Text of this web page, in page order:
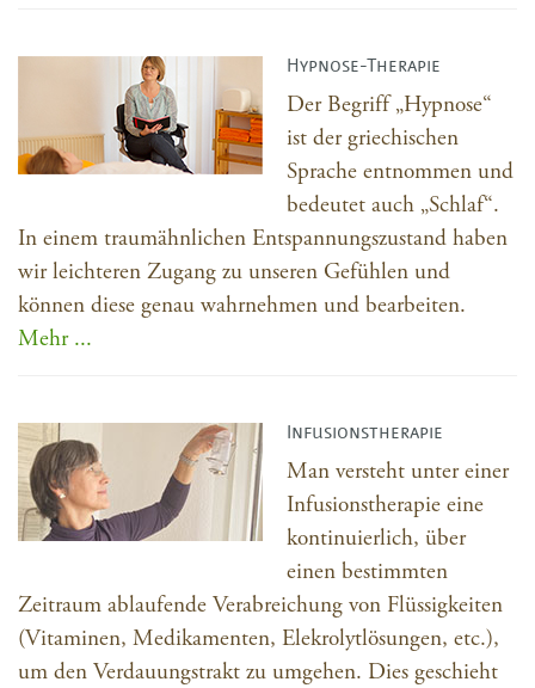
Hypnose-Therapie
Der Begriff „Hypnose“
ist der griechischen
Sprache entnommen und
bedeutet auch „Schlaf“.
In einem traumähnlichen Entspannungszustand haben
wir leichteren Zugang zu unseren Gefühlen und
können diese genau wahrnehmen und bearbeiten.
Mehr ...
Infusionstherapie
Man versteht unter einer
Infusionstherapie eine
kontinuierlich, über
einen bestimmten
Zeitraum ablaufende Verabreichung von Flüssigkeiten
(Vitaminen, Medikamenten, Elekrolytlösungen, etc.),
um den Verdauungstrakt zu umgehen. Dies geschieht